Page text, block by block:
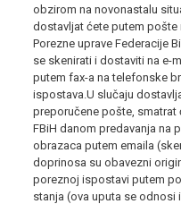
obzirom na novonastalu
dostavljat ćete putem pošte
Porezne uprave Federacije
se skenirati i dostaviti na e-
putem fax-a na telefonske
ispostava.U slučaju
preporučene pošte, smatrat
FBiH danom predavanja na
obrazaca putem emaila
doprinosa su obavezni
poreznoj ispostavi putem
stanja (ova uputa se